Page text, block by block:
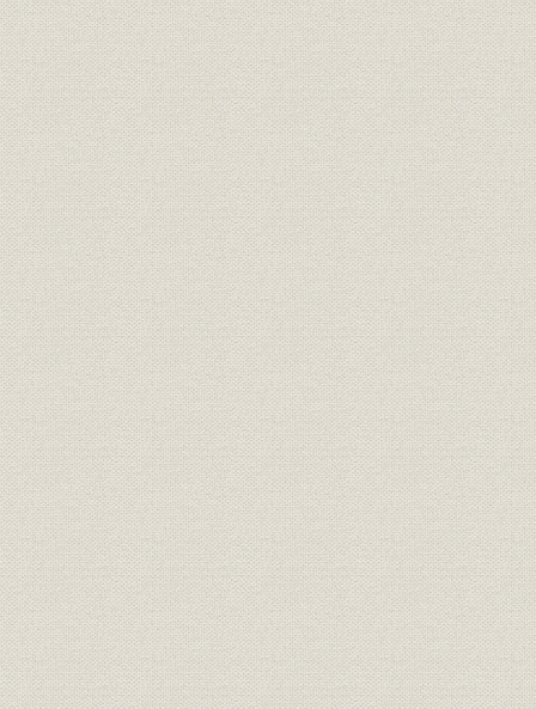
特別座談会
資料編
監修者言 「あらためて考える、社史とは何か」―武田晴人
編集後記―黒光庸恭